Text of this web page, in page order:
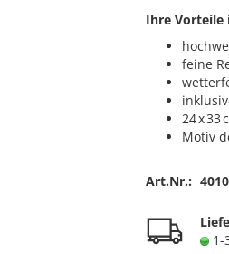
Ihre Vorteile
feine
24 x 33
Motiv
Art.Nr.:
1-